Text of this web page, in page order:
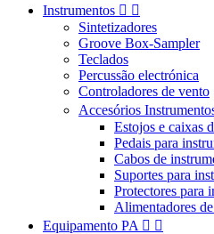
Instrumentos  
Sintetizadores
Groove Box-Sampler
Teclados
Percussão electrónica
Controladores de vento
Accesórios
Estojos e caixas
Pedais para
Cabos de
Suportes para
Protectores para
Alimentadores
Equipamento PA  